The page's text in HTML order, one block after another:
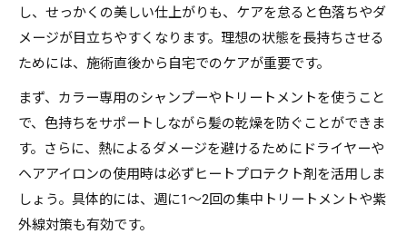
し、せっかくの美しい仕上がりも、ケアを怠ると色落ちやダ
メージが目立ちやすくなります。理想の状態を長持ちさせる
ためには、施術直後から自宅でのケアが重要です。
まず、カラー専用のシャンプーやトリートメントを使うこと
で、色持ちをサポートしながら髪の乾燥を防ぐことができま
す。さらに、熱によるダメージを避けるためにドライヤーや
ヘアアイロンの使用時は必ずヒートプロテクト剤を活用しま
しょう。具体的には、週に1〜2回の集中トリートメントや紫
外線対策も有効です。